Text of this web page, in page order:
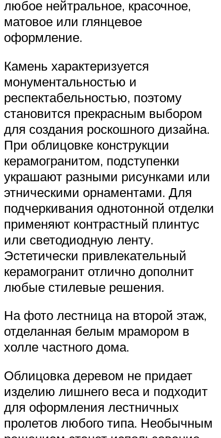
любое нейтральное, красочное,
матовое или глянцевое
оформление.
Камень характеризуется
монументальностью и
респектабельностью, поэтому
становится прекрасным выбором
для создания роскошного дизайна.
При облицовке конструкции
керамогранитом, подступенки
украшают разными рисунками или
этническими орнаментами. Для
подчеркивания однотонной отделки
применяют контрастный плинтус
или светодиодную ленту.
Эстетически привлекательный
керамогранит отлично дополнит
любые стилевые решения.
На фото лестница на второй этаж,
отделанная белым мрамором в
холле частного дома.
Облицовка деревом не придает
изделию лишнего веса и подходит
для оформления лестничных
пролетов любого типа. Необычным